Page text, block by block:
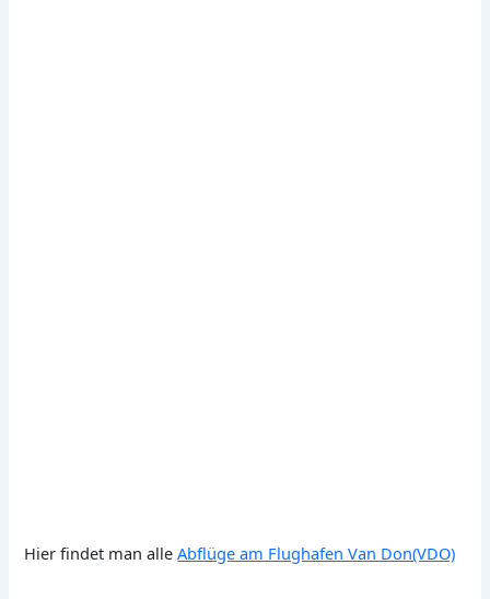
Hier findet man alleAbflüge am Flughafen Van Don(VDO)